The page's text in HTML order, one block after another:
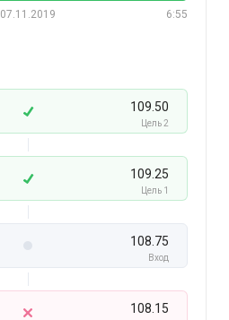
6:55
07.11.2019
109.50
Цель 2
109.25
Цель 1
108.75
Вход
108.15